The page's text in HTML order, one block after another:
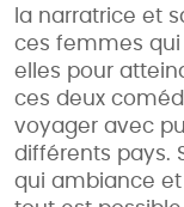
la narratrice et
ces femmes qui
elles pour
ces deux
voyager avec
différents pays.
qui ambiance et